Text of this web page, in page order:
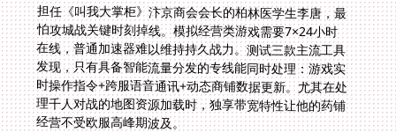
担任《叫我大掌柜》汴京商会会长的柏林医学生李唐，最
怕攻城战关键时刻掉线。模拟经营类游戏需要7×24小时
在线，普通加速器难以维持持久战力。测试三款主流工具
发现，只有具备智能流量分发的专线能同时处理：游戏实
时操作指令+跨服语音通讯+动态商铺数据更新。尤其在处
理千人对战的地图资源加载时，独享带宽特性让他的药铺
经营不受欧服高峰期波及。